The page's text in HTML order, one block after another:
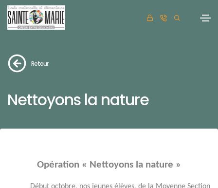
Retour
Nettoyons la nature
Opération « Nettoyons la nature »